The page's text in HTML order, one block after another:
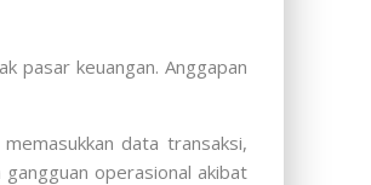
pasar keuangan. Anggapan
data transaksi,
operasional akibat